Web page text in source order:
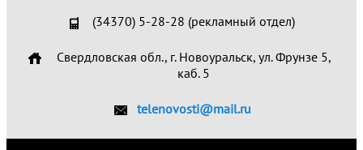
(34370) 5-28-28 (рекламный отдел)
Свердловская обл., г. Новоуральск, ул. Фрунзе 5,
каб. 5
telenovosti@mail.ru